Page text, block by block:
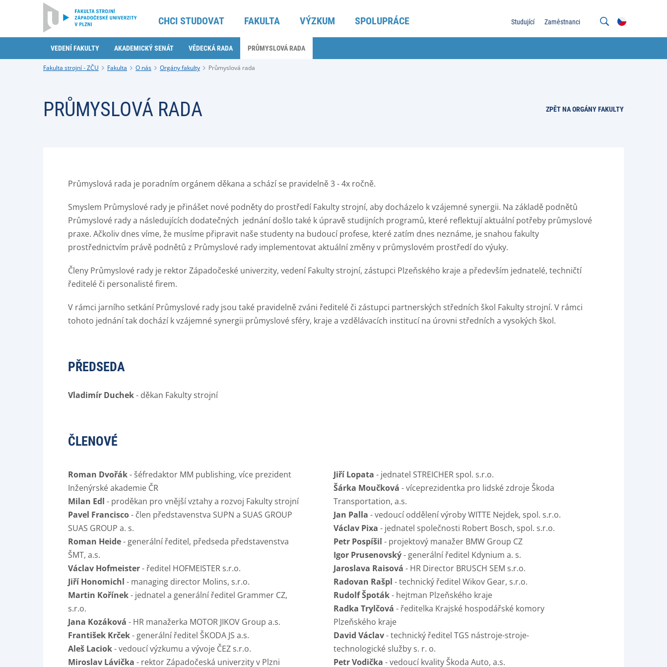
CHCI STUDOVAT FAKULTA VÝZKUM SPOLUPRÁCE Studující Zaměstnanci
VEDENÍ FAKULTY AKADEMICKÝ SENÁT VĚDECKÁ RADA PRŮMYSLOVÁ RADA
Fakulta strojní - ZČU Fakulta O nás Orgány fakulty Průmyslová rada
PRŮMYSLOVÁ RADA ZPĚT NA ORGÁNY FAKULTY
Průmyslová rada je poradním orgánem děkana a schází se pravidelně 3 - 4x ročně.
Smyslem Průmyslové rady je přinášet nové podněty do prostředí Fakulty strojní, aby docházelo k vzájemné synergii. Na základě podnětů
Průmyslové rady a následujících dodatečných jednání došlo také k úpravě studijních programů, které reflektují aktuální potřeby průmyslové
praxe. Ačkoliv dnes víme, že musíme připravit naše studenty na budoucí profese, které zatím dnes neznáme, je snahou fakulty
prostřednictvím právě podnětů z Průmyslové rady implementovat aktuální změny v průmyslovém prostředí do výuky.
Členy Průmyslové rady je rektor Západočeské univerzity, vedení Fakulty strojní, zástupci Plzeňského kraje a především jednatelé, techničtí
ředitelé či personalisté firem.
V rámci jarního setkání Průmyslové rady jsou také pravidelně zváni ředitelé či zástupci partnerských středních škol Fakulty strojní. V rámci
tohoto jednání tak dochází k vzájemné synergii průmyslové sféry, kraje a vzdělávacích institucí na úrovni středních a vysokých škol.
PŘEDSEDA
Vladimír Duchek- děkan Fakulty strojní
ČLENOVÉ
Roman Dvořák- šéfredaktor MM publishing, více prezident
Inženýrské akademie ČR
Milan Edl - proděkan pro vnější vztahy a rozvoj Fakulty strojní
Pavel Francisco- člen představenstva SUPN a SUAS GROUP
SUAS GROUP a. s.
Roman Heide- generální ředitel, předseda představenstva
ŠMT, a.s.
Václav Hofmeister- ředitel HOFMEISTER s.r.o.
Jiří Honomichl - managing director Molins, s.r.o.
Martin Kořínek- jednatel a generální ředitel Grammer CZ,
s.r.o.
Jana Kozáková - HR manažerka MOTOR JIKOV Group a.s.
František Krček- generální ředitel ŠKODA JS a.s.
Aleš Laciok- vedoucí výzkumu a vývoje ČEZ s.r.o.
Miroslav Lávička - rektor Západočeská univerzity v Plzni
Jiří Lopata - jednatel STREICHER spol. s.r.o.
Šárka Moučková - víceprezidentka pro lidské zdroje Škoda
Transportation, a.s.
Jan Palla - vedoucí oddělení výroby WITTE Nejdek, spol. s.r.o.
Václav Pixa - jednatel společnosti Robert Bosch, spol. s.r.o.
Petr Pospíšil - projektový manažer BMW Group CZ
Igor Prusenovský- generální ředitel Kdynium a. s.
Jaroslava Raisová - HR Director BRUSCH SEM s.r.o.
Radovan Rašpl - technický ředitel Wikov Gear, s.r.o.
RudolfŠpoták- hejtman Plzeňského kraje
Radka Trylčová - ředitelka Krajské hospodářské komory
Plzeňského kraje
David Václav- technický ředitel TGS nástroje-stroje-
technologické služby s. r. o.
Petr Vodička - vedoucí kvality Škoda Auto, a.s.